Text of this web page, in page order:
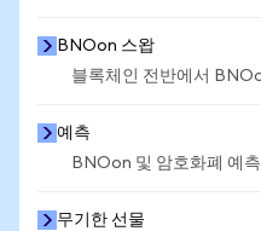
BNOon 스왑
블록체인 전반에서
예측
BNOon 및 암호화폐 예
무기한 선물